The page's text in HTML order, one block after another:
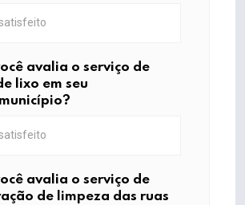
avalia o serviço de
lixo em seu
avalia o serviço de
de limpeza das ruas